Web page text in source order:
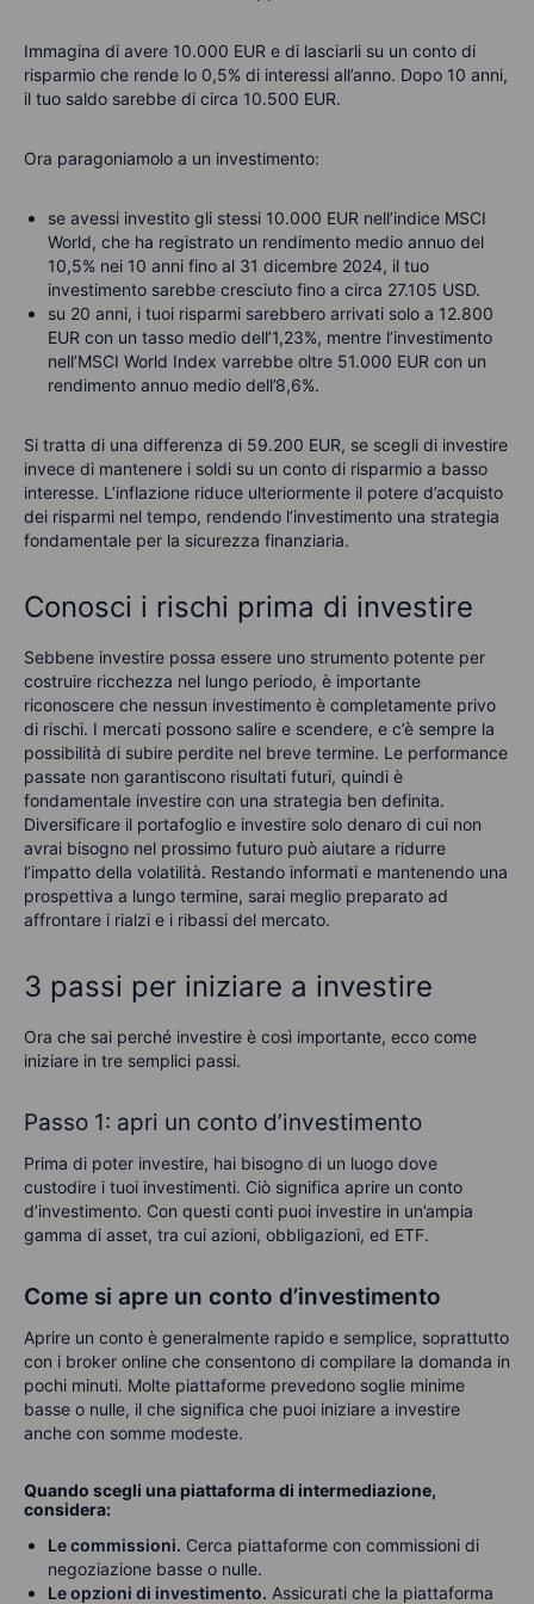
Immagina di avere 10.000 EUR e di lasciarli su un conto di
risparmio che rende lo 0,5% di interessi all’anno. Dopo 10 anni,
il tuo saldo sarebbe di circa 10.500 EUR.
Ora paragoniamolo a un investimento:
se avessi investito gli stessi 10.000 EUR nell’indice MSCI
World, che ha registrato un rendimento medio annuo del
10,5% nei 10 anni fino al 31 dicembre 2024, il tuo
investimento sarebbe cresciuto fino a circa 27.105 USD.
su 20 anni, i tuoi risparmi sarebbero arrivati solo a 12.800
EUR con un tasso medio dell’1,23%, mentre l’investimento
nell’MSCI World Index varrebbe oltre 51.000 EUR con un
rendimento annuo medio dell’8,6%.
Si tratta di una differenza di 59.200 EUR, se scegli di investire
invece di mantenere i soldi su un conto di risparmio a basso
interesse. L’inflazione riduce ulteriormente il potere d’acquisto
dei risparmi nel tempo, rendendo l’investimento una strategia
fondamentale per la sicurezza finanziaria.
Conosci i rischi prima di investire
Sebbene investire possa essere uno strumento potente per
costruire ricchezza nel lungo periodo, è importante
riconoscere che nessun investimento è completamente privo
di rischi. I mercati possono salire e scendere, e c’è sempre la
possibilità di subire perdite nel breve termine. Le performance
passate non garantiscono risultati futuri, quindi è
fondamentale investire con una strategia ben definita.
Diversificare il portafoglio e investire solo denaro di cui non
avrai bisogno nel prossimo futuro può aiutare a ridurre
l’impatto della volatilità. Restando informati e mantenendo una
prospettiva a lungo termine, sarai meglio preparato ad
affrontare i rialzi e i ribassi del mercato.
3 passi per iniziare a investire
Ora che sai perché investire è così importante, ecco come
iniziare in tre semplici passi.
Passo 1: apri un conto d’investimento
Prima di poter investire, hai bisogno di un luogo dove
custodire i tuoi investimenti. Ciò significa aprire un conto
d’investimento. Con questi conti puoi investire in un’ampia
gamma di asset, tra cui azioni, obbligazioni, ed ETF.
Come si apre un conto d’investimento
Aprire un conto è generalmente rapido e semplice, soprattutto
con i broker online che consentono di compilare la domanda in
pochi minuti. Molte piattaforme prevedono soglie minime
basse o nulle, il che significa che puoi iniziare a investire
anche con somme modeste.
Quando scegli una piattaforma di intermediazione,
considera:
Le commissioni. Cerca piattaforme con commissioni di
negoziazione basse o nulle.
Le opzioni di investimento. Assicurati che la piattaforma